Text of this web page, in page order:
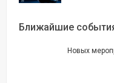
Ближайшие
Новых